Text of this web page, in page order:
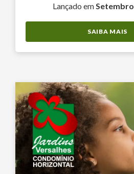
Lançado em Setembro
SAIBA MAIS